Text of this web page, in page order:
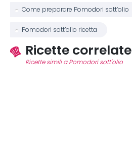
Come preparare Pomodori sott’olio
Pomodori sott’olio ricetta
Ricette correlate
Ricette simili a Pomodori sott'olio